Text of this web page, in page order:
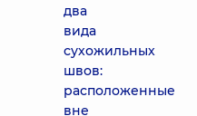
два
вида
сухожильных
швов:
расположенные
вне